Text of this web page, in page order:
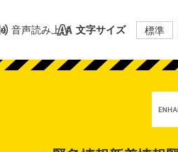
音声読み上げ 文字サイズ 標準